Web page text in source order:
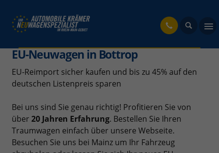
EU-Neuwagen in Bottrop
EU-Reimport sicher kaufen und bis zu 45% auf den
deutschen Listenpreis sparen
Bei uns sind Sie genau richtig! Profitieren Sie von
über 20 Jahren Erfahrung. Bestellen Sie Ihren
Traumwagen einfach über unsere Webseite.
Besuchen Sie uns bei Mainz um Ihr Fahrzeug